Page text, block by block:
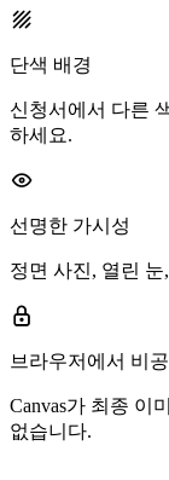
단색 배경
신청서에서 다른
하세요.
선명한 가시성
정면 사진, 열린
브라우저에서 비
Canvas가 최종 이
없습니다.